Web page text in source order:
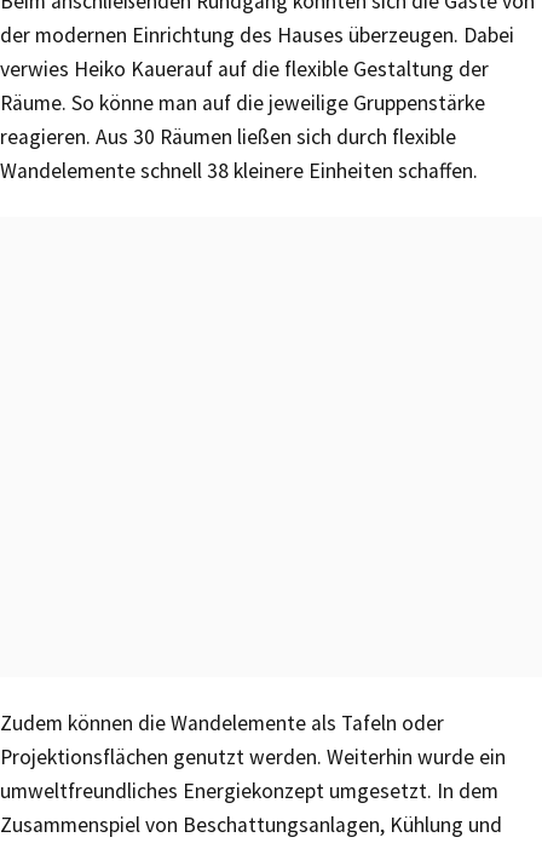
der modernen Einrichtung des Hauses überzeugen. Dabei
verwies Heiko Kauerauf auf die flexible Gestaltung der
Räume. So könne man auf die jeweilige Gruppenstärke
reagieren. Aus 30 Räumen ließen sich durch flexible
Wandelemente schnell 38 kleinere Einheiten schaffen.
Zudem können die Wandelemente als Tafeln oder
Projektionsflächen genutzt werden. Weiterhin wurde ein
umweltfreundliches Energiekonzept umgesetzt. In dem
Zusammenspiel von Beschattungsanlagen, Kühlung und